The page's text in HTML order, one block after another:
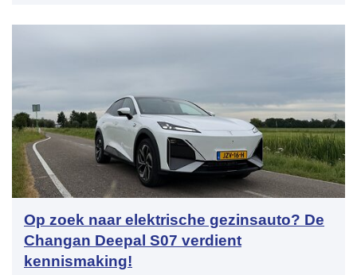
Op zoek naar elektrische gezinsauto? De
Changan Deepal S07 verdient
kennismaking!